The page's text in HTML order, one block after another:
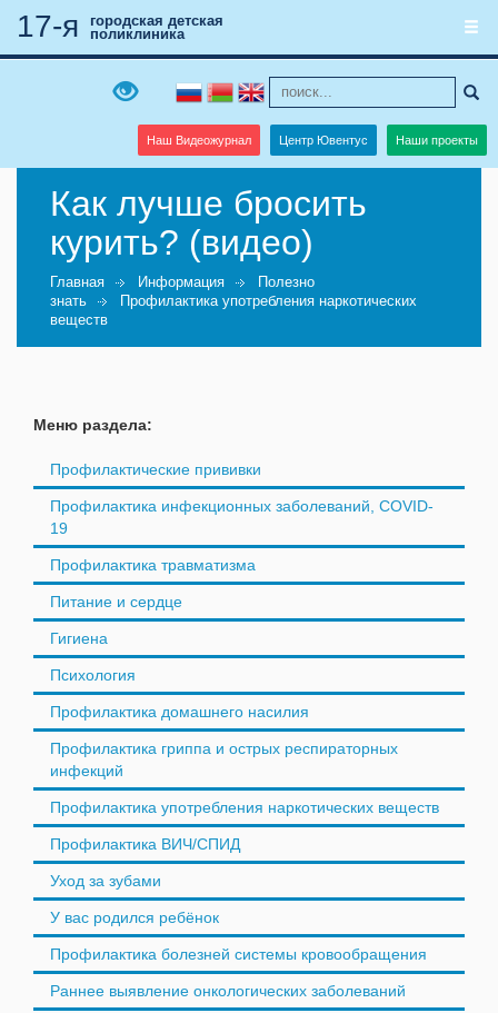
Наш Видеожурнал Центр Ювентус Наши проекты
17-я
городская детская
поликлиника
Как лучше бросить
курить? (видео)
Главная Информация
Полезно
знать
Профилактика употребления наркотических
веществ
Меню раздела:
Профилактические прививки
Профилактика инфекционных заболеваний, COVID-
19
Профилактика травматизма
Питание и сердце
Гигиена
Психология
Профилактика домашнего насилия
Профилактика гриппа и острых респираторных
инфекций
Профилактика употребления наркотических веществ
Профилактика ВИЧ/СПИД
Уход за зубами
У вас родился ребёнок
Профилактика болезней системы кровообращения
Раннее выявление онкологических заболеваний